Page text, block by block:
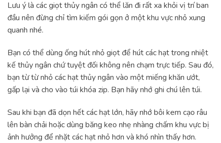
Lưu ý là các giọt thủy ngân có thể lăn đi rất xa khỏi vị trí ban
đầu nên đừng chỉ tìm kiếm gói gọn ở một khu vực nhỏ xung
quanh nhé.
Bạn có thể dùng ống hút nhỏ giọt để hút các hạt trong nhiệt
kế thủy ngân chứ tuyệt đối không nên chạm trực tiếp. Sau đó,
bạn từ từ nhỏ các hạt thủy ngân vào một miếng khăn ướt,
gấp lại và cho vào túi khóa zip. Bạn hãy nhớ ghi chú lên túi.
Sau khi bạn đã dọn hết các hạt lớn, hãy nhớ bôi kem cạo râu
lên bàn chải hoặc dùng băng keo nhẹ nhàng chấm khu vực bị
ảnh hưởng để nhặt các hạt nhỏ hơn và khó nhìn thấy hơn.